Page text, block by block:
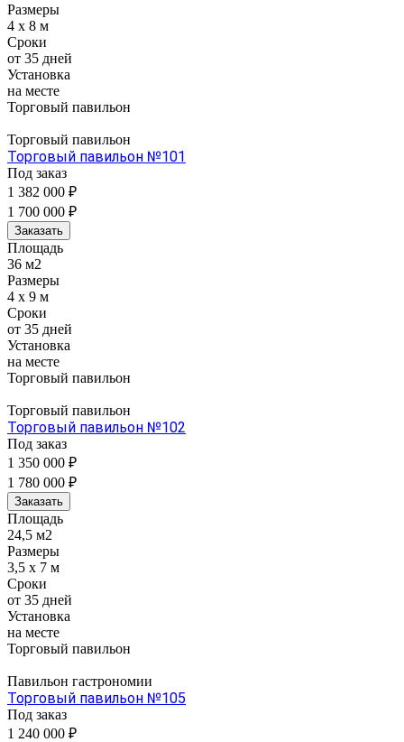
Размеры
4 x 8 м
Сроки
от 35 дней
Установка
на месте
Торговый павильон
Торговый павильон
Торговый павильон №101
Под заказ
1 382 000 ₽
1 700 000 ₽
Заказать
Площадь
36 м2
Размеры
4 x 9 м
Сроки
от 35 дней
Установка
на месте
Торговый павильон
Торговый павильон
Торговый павильон №102
Под заказ
1 350 000 ₽
1 780 000 ₽
Заказать
Площадь
24,5 м2
Размеры
3,5 x 7 м
Сроки
от 35 дней
Установка
на месте
Торговый павильон
Павильон гастрономии
Торговый павильон №105
Под заказ
1 240 000 ₽